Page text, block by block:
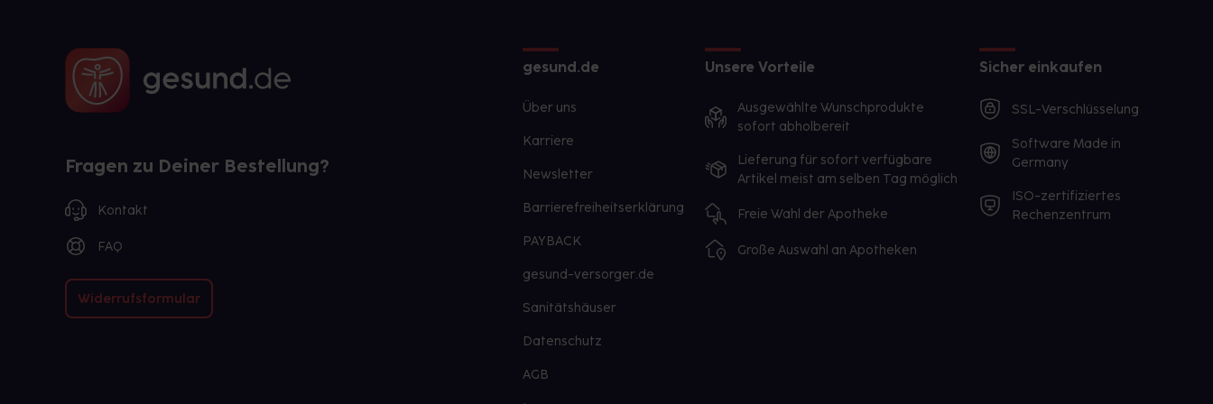
Fragen zu Deiner Bestellung?
Kontakt
FAQ
Widerrufsformular
gesund.de
Über uns
Karriere
Newsletter
Barrierefreiheitserklärung
PAYBACK
gesund-versorger.de
Sanitätshäuser
Datenschutz
AGB
Unsere Vorteile
Ausgewählte Wunschprodukte
sofort abholbereit
Lieferung für sofort verfügbare
Artikel meist am selben Tag möglich
Freie Wahl der Apotheke
Große Auswahl an Apotheken
Sicher einkaufen
SSL-Verschlüsselung
Software Made in
Germany
ISO-zertifiziertes
Rechenzentrum